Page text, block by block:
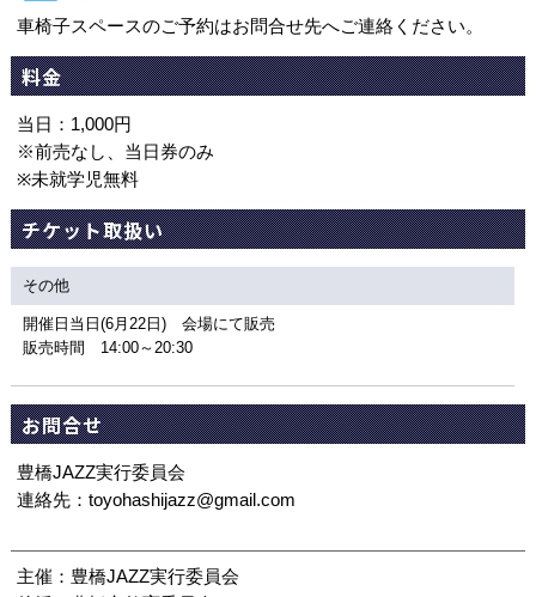
車椅子スペースのご予約はお問合せ先へご連絡ください。
料金
当日：1,000円
※前売なし、当日券のみ
※未就学児無料
チケット取扱い
その他
開催日当日(6月22日) 会場にて販売
販売時間 14:00～20:30
お問合せ
豊橋JAZZ実行委員会
連絡先：toyohashijazz@gmail.com
主催：豊橋JAZZ実行委員会